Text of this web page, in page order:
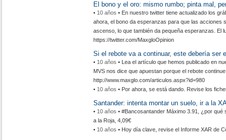
El bono y el oro: mismo rumbo; pinta mal,
• 10 años • En nuestro twitter tiene actualizado los
ahora, el bono da esperanzas para que las acciones
ascenso, lo que también da pequeña esperanzas. El
https://twitter.com/MaxgloOpinion
Si el rebote va a continuar, este debería ser
• 10 años • Lea el artículo que hemos publicado en
MVS nos dice que apuestan porque el rebote
http://www.maxglo.com/articulos.aspx?id=980
• 10 años • Por ahora, se está dando. Revise los
Santander: intenta montar un suelo, ir a la
• 10 años • #Bancosantander Máximo 3.91, ¿por
a la Roja, 4,09€
• 10 años • Hoy día clave, revise el Informe XAR de